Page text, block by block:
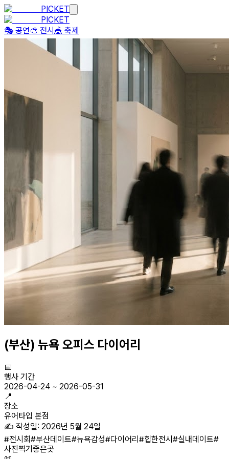
PICKET
PICKET
🎭 공연🎨 전시 🎪 축제
(부산) 뉴욕 오피스 다이어리
📅
행사 기간
2026-04-24 ~ 2026-05-31
📍
장소
유어타입 본점
✍️ 작성일: 2026년 5월 24일
#전시회#부산데이트#뉴욕감성#다이어리 #힙한전시 #실내데이트#
사진찍기좋은곳